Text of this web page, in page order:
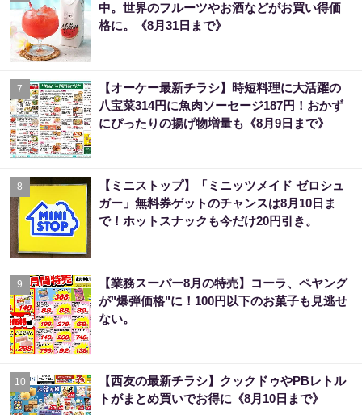
中。世界のフルーツやお酒などがお買い得価
格に。《8月31日まで》
7
【オーケー最新チラシ】時短料理に大活躍の
八宝菜314円に魚肉ソーセージ187円！おかず
にぴったりの揚げ物増量も《8月9日まで》
8
【ミニストップ】「ミニッツメイド ゼロシュ
ガー」無料券ゲットのチャンスは8月10日ま
で！ホットスナックも今だけ20円引き。
9
【業務スーパー8月の特売】コーラ、ペヤング
が"爆弾価格"に！100円以下のお菓子も見逃せ
ない。
10
【西友の最新チラシ】クックドゥやPBレトル
トがまとめ買いでお得に《8月10日まで》